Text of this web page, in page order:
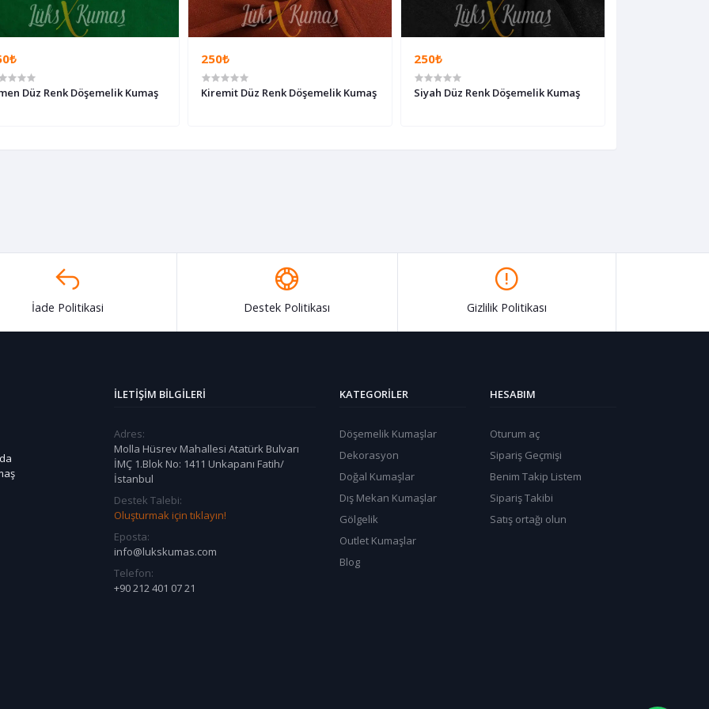
Düz Renk Döşemelik Kumaş
250₺
Kiremit Düz Renk Döşemelik Kumaş
250₺
Siyah Düz Renk Döşemelik Kumaş
İade Politikasi Destek Politikası Gizlilik Politikası
İLETIŞIM BILGILERI
Adres:
Molla Hüsrev Mahallesi Atatürk Bulvarı
İMÇ 1.Blok No: 1411 Unkapanı Fatih/
İstanbul
Destek Talebi:
Oluşturmak için tıklayın!
Eposta:
info@lukskumas.com
Telefon:
+90 212 401 07 21
KATEGORILER
Döşemelik Kumaşlar
Dekorasyon
Doğal Kumaşlar
Dış Mekan Kumaşlar
Gölgelik
Outlet Kumaşlar
Blog
HESABIM
Oturum aç
Sipariş Geçmişi
Benim Takip Listem
Sipariş Takibi
Satış ortağı olun